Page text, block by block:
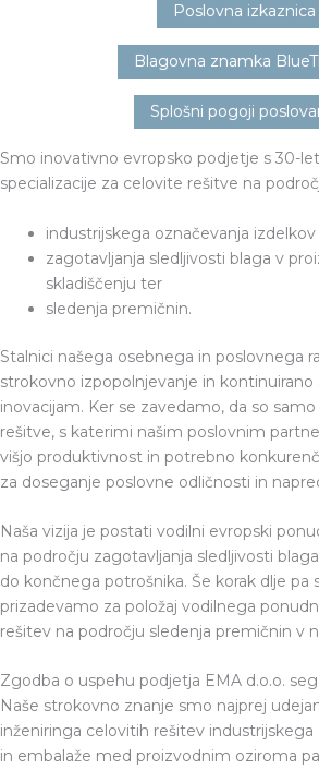
Poslovna izkaznica
Blagovna znamka
Splošni pogoji
Smo inovativno evropsko podjetje s 30-
specializacije za celovite rešitve na
industrijskega označevanja
zagotavljanja sledljivosti blaga v
skladiščenju ter
sledenja premičnin.
Stalnici našega osebnega in poslovnega
strokovno izpopolnjevanje in
inovacijam. Ker se zavedamo, da so
rešitve, s katerimi našim poslovnim
višjo produktivnost in potrebno
za doseganje poslovne odličnosti in
Naša vizija je postati vodilni evropski
na področju zagotavljanja sledljivosti
do končnega potrošnika. Še korak dlje pa
prizadevamo za položaj vodilnega
rešitev na področju sledenja premičnin v
Zgodba o uspehu podjetja EMA d.o.o.
Naše strokovno znanje smo najprej
inženiringa celovitih rešitev
in embalaže med proizvodnim oziroma